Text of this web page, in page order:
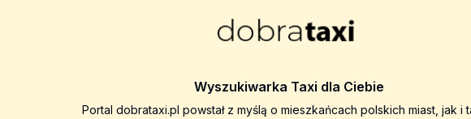
Wyszukiwarka Taxi dla Ciebie
Portal dobrataxi.pl powstał z myślą o mieszkańcach polskich miast, jak i